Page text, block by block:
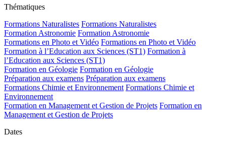
Thématiques
Formations Naturalistes Formations Naturalistes
Formation Astronomie Formation Astronomie
Formations en Photo et Vidéo Formations en Photo et Vidéo
Formation à l’Education aux Sciences (ST1) Formation à
l’Education aux Sciences (ST1)
Formation en Géologie Formation en Géologie
Préparation aux examens Préparation aux examens
Formations Chimie et Environnement Formations Chimie et
Environnement
Formation en Management et Gestion de Projets Formation en
Management et Gestion de Projets
Dates